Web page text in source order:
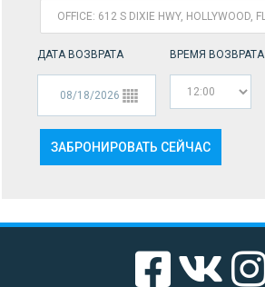
ДАТА ВОЗВРАТА ВРЕМЯ ВОЗВРАТА